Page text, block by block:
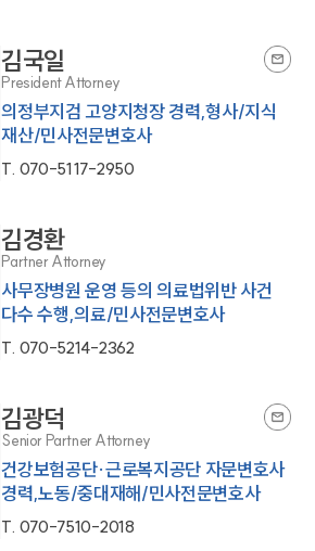
김국일
President Attorney
의정부지검 고양지청장 경력,형사/지식
재산/민사전문변호사
T. 070-5117-2950
김경환
Partner Attorney
사무장병원 운영 등의 의료법위반 사건
다수 수행,의료/민사전문변호사
T. 070-5214-2362
김광덕
Senior Partner Attorney
건강보험공단·근로복지공단 자문변호사
경력,노동/중대재해/민사전문변호사
T. 070-7510-2018